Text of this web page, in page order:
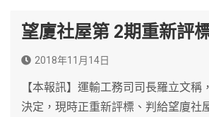
望廈社屋第 2期重新評
2018年11月14日
【本報訊】運輸工務司司長羅立文稱
決定，現時正重新評標、判給望廈社